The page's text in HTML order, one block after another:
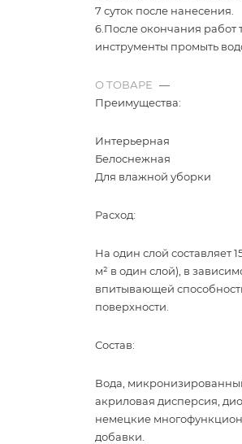
7 суток после нанесения.
6.После окончания работ
инструменты промыть
О ТОВАРЕ —
Преимущества:
Интерьерная
Белоснежная
Для влажной уборки
Расход:
На один слой составляет
м² в один слой), в
впитываю­щей
поверхности.
Состав:
Вода,
акриловая дисперсия,
немецкие
добавки.